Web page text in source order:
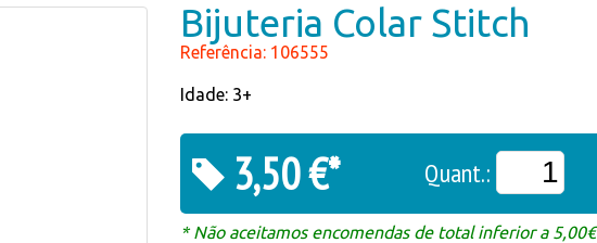
Bijuteria Colar Stitch
Referência: 106555
Idade: 3+
3,50 €* Quant.:
* Não aceitamos encomendas de total inferior a 5,00€